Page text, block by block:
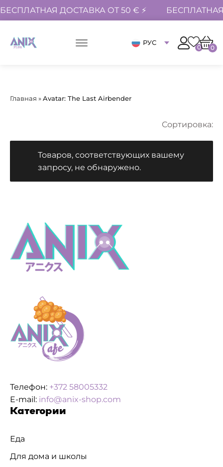
БЕСПЛАТНАЯ ДОСТАВКА ОТ 50 € ⚡
РУС
0 0
Главная »Avatar: The Last Airbender
Сортировка:
Товаров, соответствующих вашему
запросу, не обнаружено.
Телефон: +372 58005332
E-mail: info@anix-shop.com
Категории
Еда
Для дома и школы